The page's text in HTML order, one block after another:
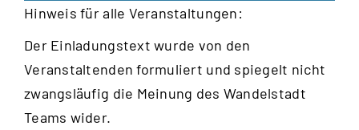
Hinweis für alle Veranstaltungen:
Der Einladungstext wurde von den
Veranstaltenden formuliert und spiegelt nicht
zwangsläufig die Meinung des Wandelstadt
Teams wider.